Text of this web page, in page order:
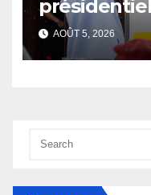
s’envole,
l’armée
AOÛT 5, 2026